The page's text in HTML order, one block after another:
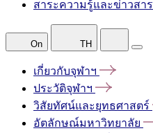
สาระความรู้และข่าวสาร
On TH
เกี่ยวกับจุฬาฯ
ประวัติจุฬาฯ
วิสัยทัศน์และยุทธศาสตร์
อัตลักษณ์มหาวิทยาลัย